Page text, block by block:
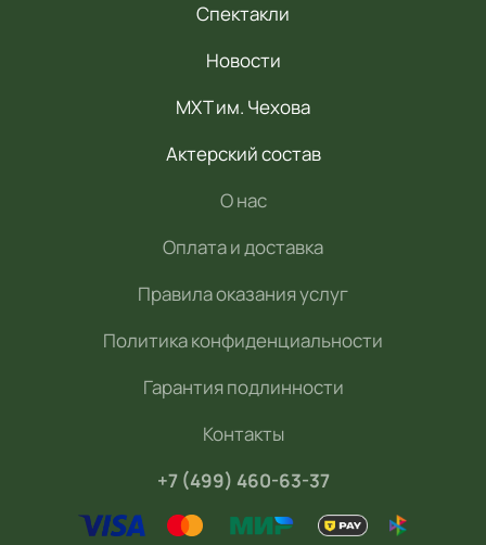
Спектакли
Новости
МХТ им. Чехова
Актерский состав
О нас
Оплата и доставка
Правила оказания услуг
Политика конфиденциальности
Гарантия подлинности
Контакты
+7 (499) 460-63-37